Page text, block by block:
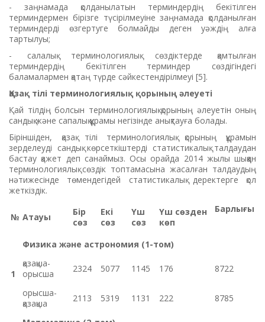
- заңнамада қолданылатын терминдердің бекітілген
терминдермен бірізге түсірілмеуіне заңнамада қолданылған
терминдерді өзгертуге болмайды деген уәждің алға
тартылуы;
- салалық терминологиялық сөздіктерде қамтылған
терминдердің бекітілген терминдер сөздігіндегі
баламалармен қатаң түрде сәйкестендірілмеуі [5].
Қазақ тілі терминологиялық қорының әлеуеті
Қай тілдің болсын терминологиялық қорының әлеуетін оның
сандық және сапалық құрамы негізінде анықтауға болады.
Біріншіден, қазақ тілі терминологиялық қорының құрамын
зерделеуді сандық көрсеткіштерді статистикалық талдаудан
бастау қажет деп санаймыз. Осы орайда 2014 жылы шыққан
терминологиялық сөздік топтамасына жасалған талдаудың
нәтижесінде төмендегідей статистикалық деректерге қол
жеткіздік.
№ Атауы
Бір
сөз
Екі
сөз
Үш
сөз
Үш сөзден
көп
Барлығы
1
Физика және астрономия (1-том)
қазақша-
орысша
2324 5077 1145 176 8722
орысша-
қазақша
2113 5319 1131 222 8785